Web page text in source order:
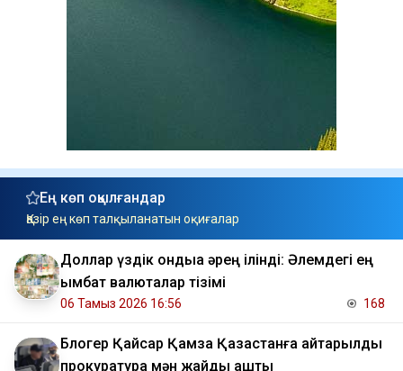
Ең көп оқылғандар
Қазір ең көп талқыланатын оқиғалар
Доллар үздік ондыққа әрең ілінді: Әлемдегі ең
қымбат валюталар тізімі
06 Тамыз 2026 16:56 168
Блогер Қайсар Қамза Қазақстанға қайтарылды
прокуратура мән жайды ашты